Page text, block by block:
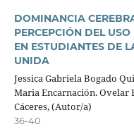
DOMINANCIA
PERCEPCIÓN DEL
EN ESTUDIANTES DE
UNIDA
Jessica Gabriela Bogado
Maria Encarnación.
Cáceres, (Autor/a)
36-40